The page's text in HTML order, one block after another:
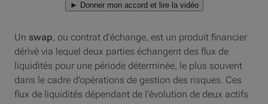
► Donner mon accord et lire la vidéo
Un swap, ou contrat d’échange, est un produit financier
dérivé via lequel deux parties échangent des flux de
liquidités pour une période déterminée, le plus souvent
dans le cadre d’opérations de gestion des risques. Ces
flux de liquidités dépendant de l’évolution de deux actifs